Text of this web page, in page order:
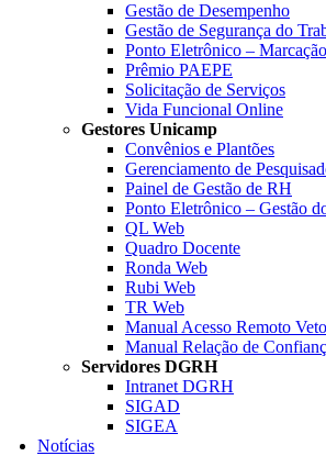
Gestão de Desempenho
Gestão de Segurança do
Ponto Eletrônico –
Prêmio PAEPE
Solicitação de Serviços
Vida Funcional Online
Gestores Unicamp
Convênios e Plantões
Gerenciamento de
Painel de Gestão de RH
Ponto Eletrônico – Gestão
QL Web
Quadro Docente
Ronda Web
Rubi Web
TR Web
Manual Acesso Remoto
Manual Relação de
Servidores DGRH
Intranet DGRH
SIGAD
SIGEA
Notícias